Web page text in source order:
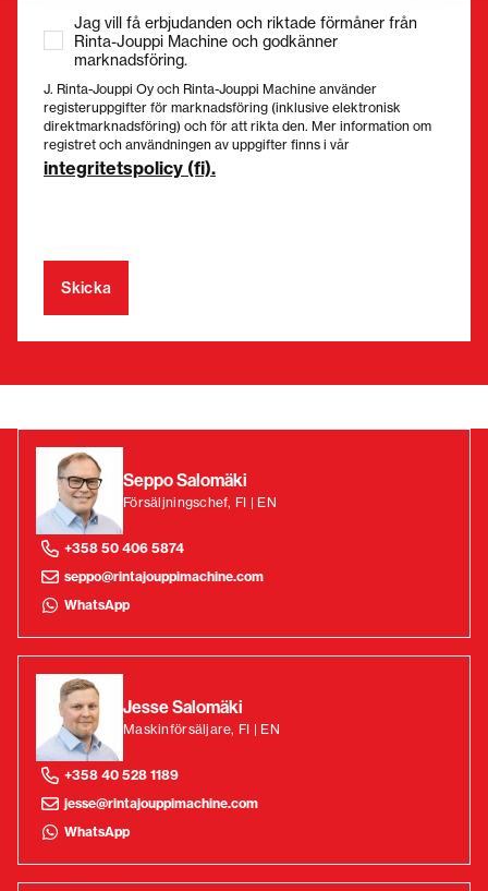
Jag vill få erbjudanden och riktade förmåner från
Rinta-Jouppi Machine och godkänner
marknadsföring.
J. Rinta-Jouppi Oy och Rinta-Jouppi Machine använder
registeruppgifter för marknadsföring (inklusive elektronisk
direktmarknadsföring) och för att rikta den. Mer information om
registret och användningen av uppgifter finns i vår
integritetspolicy (fi).
Seppo Salomäki
Försäljningschef, FI | EN
+358 50 406 5874
seppo@rintajouppimachine.com
WhatsApp
Jesse Salomäki
Maskinförsäljare, FI | EN
+358 40 528 1189
jesse@rintajouppimachine.com
WhatsApp